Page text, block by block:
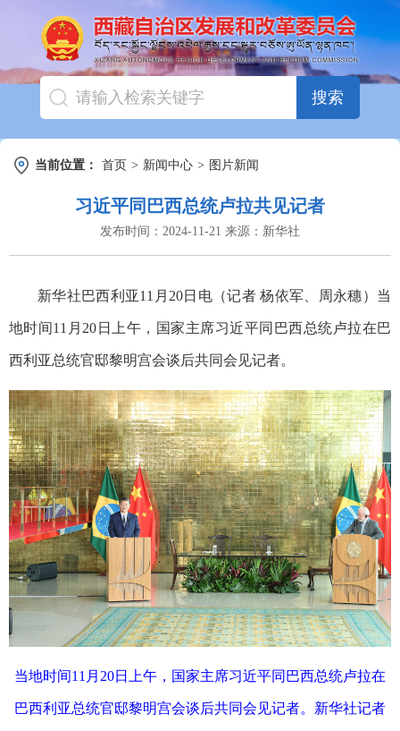
搜索
当前位置： 首页 > 新闻中心 > 图片新闻
习近平同巴西总统卢拉共见记者
发布时间： 2024-11-21 来源： 新华社
新华社巴西利亚11月20日电（记者 杨依军、周永穗）当
地时间11月20日上午，国家主席习近平同巴西总统卢拉在巴
西利亚总统官邸黎明宫会谈后共同会见记者。
当地时间11月20日上午，国家主席习近平同巴西总统卢拉在
巴西利亚总统官邸黎明宫会谈后共同会见记者。新华社记者